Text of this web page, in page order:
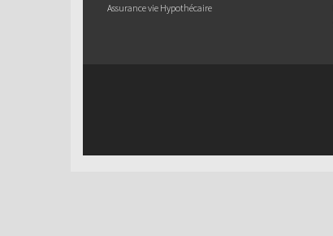
Assurance vie Hypothécaire